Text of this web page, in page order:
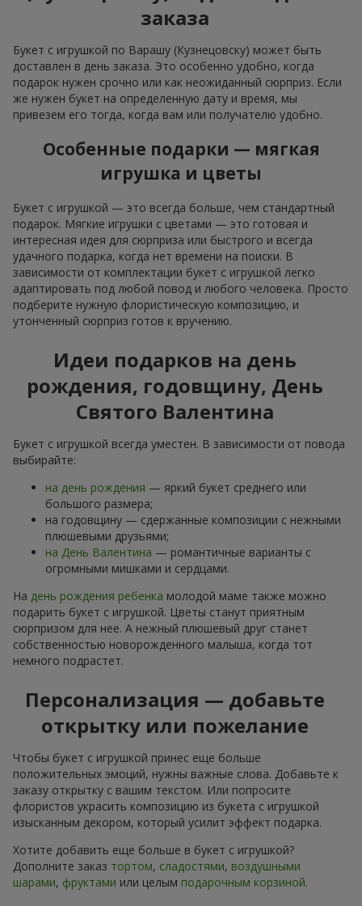
заказа
Букет с игрушкой по Варашу (Кузнецовску) может быть
доставлен в день заказа. Это особенно удобно, когда
подарок нужен срочно или как неожиданный сюрприз. Если
же нужен букет на определенную дату и время, мы
привезем его тогда, когда вам или получателю удобно.
Особенные подарки — мягкая
игрушка и цветы
Букет с игрушкой — это всегда больше, чем стандартный
подарок. Мягкие игрушки с цветами — это готовая и
интересная идея для сюрприза или быстрого и всегда
удачного подарка, когда нет времени на поиски. В
зависимости от комплектации букет с игрушкой легко
адаптировать под любой повод и любого человека. Просто
подберите нужную флористическую композицию, и
утонченный сюрприз готов к вручению.
Идеи подарков на день
рождения, годовщину, День
Святого Валентина
Букет с игрушкой всегда уместен. В зависимости от повода
выбирайте:
на день рождения — яркий букет среднего или
большого размера;
на годовщину — сдержанные композиции с нежными
плюшевыми друзьями;
на День Валентина — романтичные варианты с
огромными мишками и сердцами.
На день рождения ребенка молодой маме также можно
подарить букет с игрушкой. Цветы станут приятным
сюрпризом для нее. А нежный плюшевый друг станет
собственностью новорожденного малыша, когда тот
немного подрастет.
Персонализация — добавьте
открытку или пожелание
Чтобы букет с игрушкой принес еще больше
положительных эмоций, нужны важные слова. Добавьте к
заказу открытку с вашим текстом. Или попросите
флористов украсить композицию из букета с игрушкой
изысканным декором, который усилит эффект подарка.
Хотите добавить еще больше в букет с игрушкой?
Дополните заказ тортом, сладостями, воздушными
шарами, фруктами или целым подарочным корзиной.